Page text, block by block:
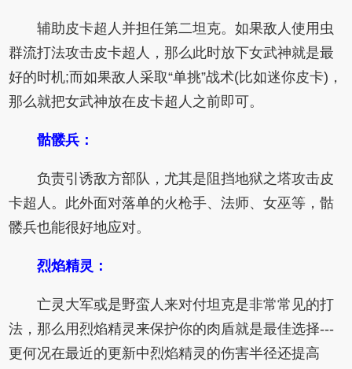
辅助皮卡超人并担任第二坦克。如果敌人使用虫
群流打法攻击皮卡超人，那么此时放下女武神就是最
好的时机;而如果敌人采取“单挑”战术(比如迷你皮卡)，
那么就把女武神放在皮卡超人之前即可。
骷髅兵：
负责引诱敌方部队，尤其是阻挡地狱之塔攻击皮
卡超人。此外面对落单的火枪手、法师、女巫等，骷
髅兵也能很好地应对。
烈焰精灵：
亡灵大军或是野蛮人来对付坦克是非常常见的打
法，那么用烈焰精灵来保护你的肉盾就是最佳选择---
更何况在最近的更新中烈焰精灵的伤害半径还提高